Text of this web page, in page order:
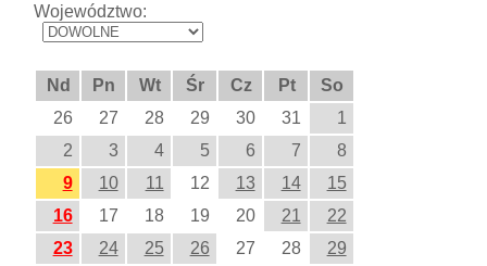
Województwo:
Nd Pn Wt Śr Cz Pt
So
26
27 28 29 30 31
1
2
3 4 5 6 7
8
9
10 11 12 13 14
15
16
17 18 19 20 21
22
23
24 25 26 27 28
29